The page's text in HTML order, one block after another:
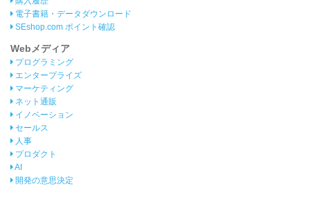
電子書籍・データダウンロード
SEshop.com ポイント確認
Webメディア
プログラミング
エンタープライズ
マーケティング
ネット通販
イノベーション
セールス
人事
プロダクト
AI
開発の意思決定